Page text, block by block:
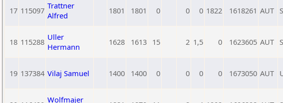
17 115097 Trattner
Alfred
1801 1801 0 0 0 1822 1618261 AUT
18 115288 Uller
Hermann
1628 1613 15 2 1,5 0 1623605 AUT
19 137384 Vilaj Samuel 1400 1400 0 0 0 0 1673050 AUT
Wolfmajer